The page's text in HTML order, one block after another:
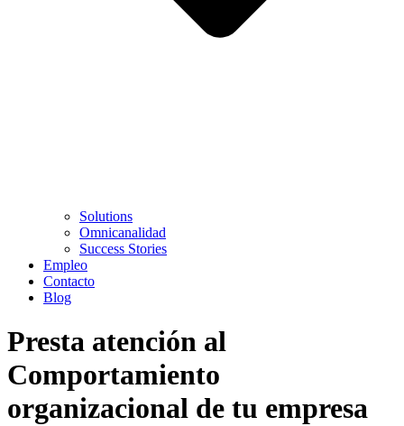
Solutions
Omnicanalidad
Success Stories
Empleo
Contacto
Blog
Presta atención al
Comportamiento
organizacional de tu empresa